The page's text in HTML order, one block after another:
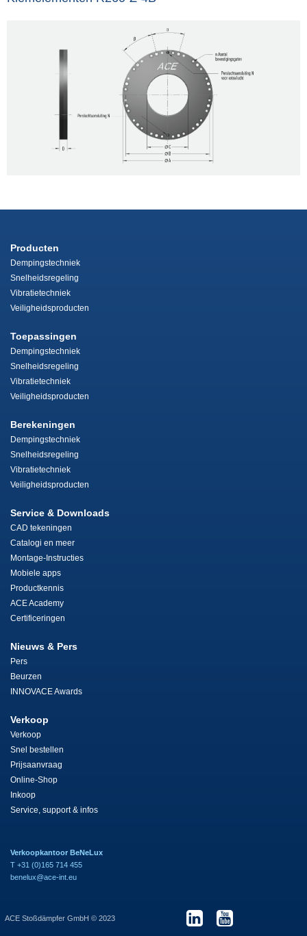
Producten
Dempingstechniek
Snelheidsregeling
Vibratietechniek
Veiligheidsproducten
Toepassingen
Dempingstechniek
Snelheidsregeling
Vibratietechniek
Veiligheidsproducten
Berekeningen
Dempingstechniek
Snelheidsregeling
Vibratietechniek
Veiligheidsproducten
Service & Downloads
CAD tekeningen
Catalogi en meer
Montage-Instructies
Mobiele apps
Productkennis
ACE Academy
Certificeringen
Nieuws & Pers
Pers
Beurzen
INNOVACE Awards
Verkoop
Verkoop
Snel bestellen
Prijsaanvraag
Online-Shop
Inkoop
Service, support & infos
Verkoopkantoor BeNeLux
T +31 (0)165 714 455
benelux@ace-int.eu
ACE Stoßdämpfer GmbH © 2023